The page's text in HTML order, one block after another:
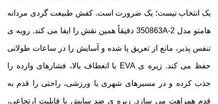
یک انتخاب نیست؛ یک ضرورت است. کفش طبیعت گردی مردانه
هامتو مدل 350863A-2 دقیقاً همین نقش را ایفا می کند. رویه ی
تنفس پذیر ، مانع از تعریق پا شده و آسایش را در ساعات طولانی
حفظ می کند. زیره ی EVA با انعطاف بالا، فشارهای وارده را
جذب کرده و در مسیرهای شهری یا ورزشی، راحتی را قدم به
قدم همراهت می سازد. زیره ی ضد سایش با قابلیت ارتجاعی،